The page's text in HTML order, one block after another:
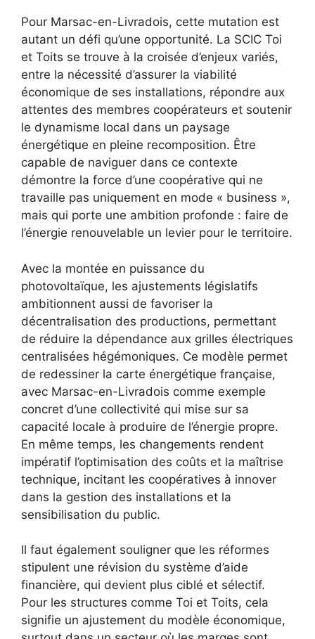
Pour Marsac-en-Livradois, cette mutation est
autant un défi qu’une opportunité. La SCIC Toi
et Toits se trouve à la croisée d’enjeux variés,
entre la nécessité d’assurer la viabilité
économique de ses installations, répondre aux
attentes des membres coopérateurs et soutenir
le dynamisme local dans un paysage
énergétique en pleine recomposition. Être
capable de naviguer dans ce contexte
démontre la force d’une coopérative qui ne
travaille pas uniquement en mode « business »,
mais qui porte une ambition profonde : faire de
l’énergie renouvelable un levier pour le territoire.
Avec la montée en puissance du
photovoltaïque, les ajustements législatifs
ambitionnent aussi de favoriser la
décentralisation des productions, permettant
de réduire la dépendance aux grilles électriques
centralisées hégémoniques. Ce modèle permet
de redessiner la carte énergétique française,
avec Marsac-en-Livradois comme exemple
concret d’une collectivité qui mise sur sa
capacité locale à produire de l’énergie propre.
En même temps, les changements rendent
impératif l’optimisation des coûts et la maîtrise
technique, incitant les coopératives à innover
dans la gestion des installations et la
sensibilisation du public.
Il faut également souligner que les réformes
stipulent une révision du système d’aide
financière, qui devient plus ciblé et sélectif.
Pour les structures comme Toi et Toits, cela
signifie un ajustement du modèle économique,